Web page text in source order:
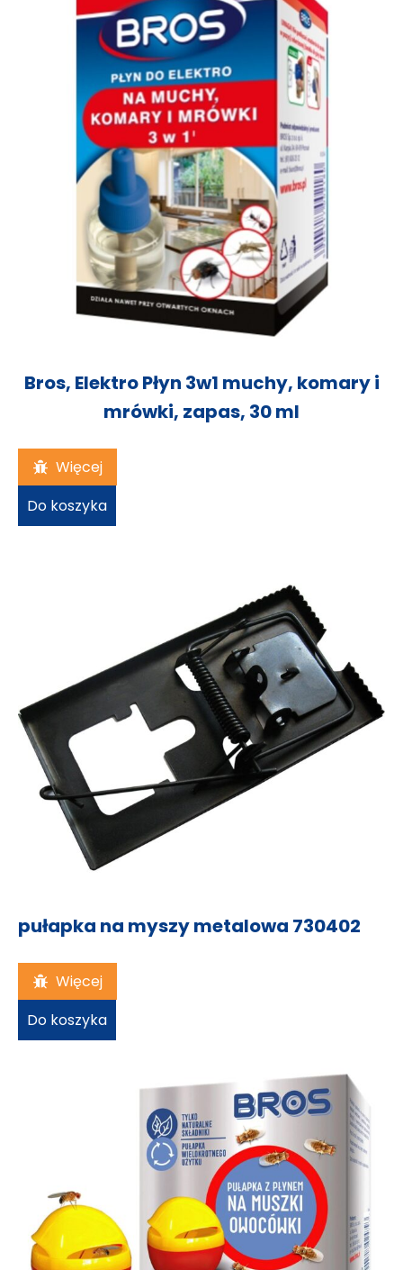
Bros, Elektro Płyn 3w1 muchy, komary i
mrówki, zapas, 30 ml
Więcej
Do koszyka
pułapka na myszy metalowa 730402
Więcej
Do koszyka